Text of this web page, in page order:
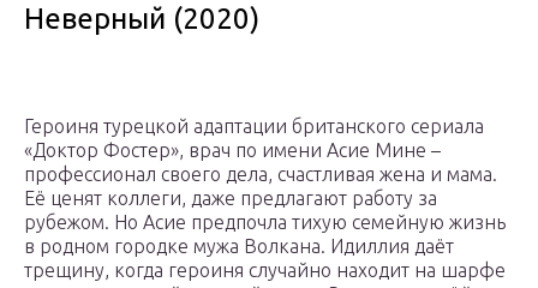
Неверный (2020)
Героиня турецкой адаптации британского сериала
«Доктор Фостер», врач по имени Асие Мине –
профессионал своего дела, счастливая жена и мама.
Её ценят коллеги, даже предлагают работу за
рубежом. Но Асие предпочла тихую семейную жизнь
в родном городке мужа Волкана. Идиллия даёт
трещину, когда героиня случайно находит на шарфе